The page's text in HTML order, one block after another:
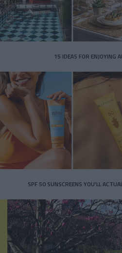
15 IDEAS FOR ENJOYING
SPF 50 SUNSCREENS YOU'LL